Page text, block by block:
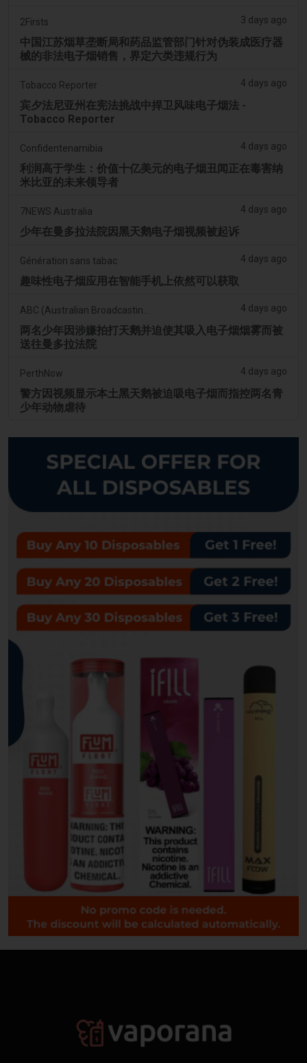
2Firsts 3 days ago
中国江苏烟草垄断局和药品监管部门针对伪装成医疗器
械的非法电子烟销售，界定六类违规行为
Tobacco Reporter 4 days ago
宾夕法尼亚州在宪法挑战中捍卫风味电子烟法 -
Tobacco Reporter
Confidentenamibia 4 days ago
利润高于学生：价值十亿美元的电子烟丑闻正在毒害纳
米比亚的未来领导者
7NEWS Australia 4 days ago
少年在曼多拉法院因黑天鹅电子烟视频被起诉
Génération sans tabac 4 days ago
趣味性电子烟应用在智能手机上依然可以获取
4 days ago
两名少年因涉嫌拍打天鹅并迫使其吸入电子烟烟雾而被
送往曼多拉法院
PerthNow 4 days ago
警方因视频显示本土黑天鹅被迫吸电子烟而指控两名青
少年动物虐待